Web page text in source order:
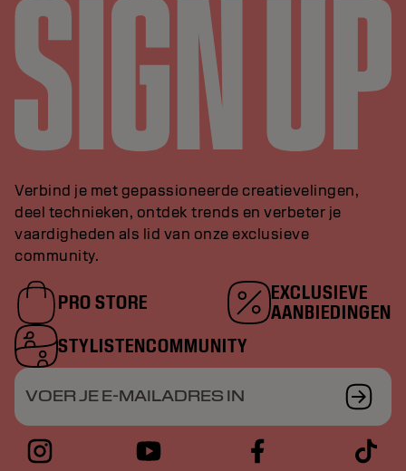
Verbind je met gepassioneerde creatievelingen,
deel technieken, ontdek trends en verbeter je
vaardigheden als lid van onze exclusieve
community.
PRO STORE
EXCLUSIEVE
AANBIEDINGEN
STYLISTENCOMMUNITY
VOER JE E-MAILADRES IN